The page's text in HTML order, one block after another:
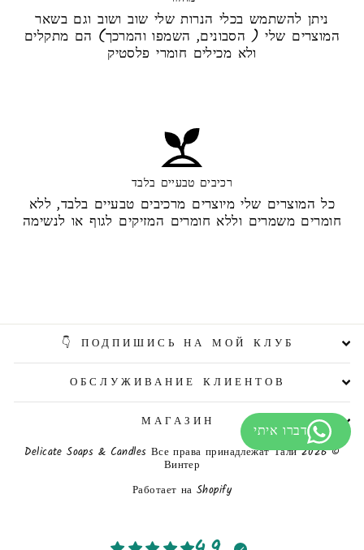
ניתן להשתמש בכלי הנרות שלי שוב ושוב וגם בשאר
המוצרים שלי ( הסבונים, השמפו והמרכך) הם מתקלים
ולא מכילים חומרי פלסטיק
רכיבים טבעיים בלבד
כל המוצרים שלי מיוצרים מרכיבים טבעיים בלבד, ללא
חומרים משמרים וללא חומרים המזיקים לגוף או לנשימה
ПОДПИШИСЬ НА МОЙ КЛУБ 👇
ОБСЛУЖИВАНИЕ КЛИЕНТОВ
МАГАЗИН
© 2026 Delicate Soaps & Candles Все права принадлежат Тали
Винтер
Работает на Shopify